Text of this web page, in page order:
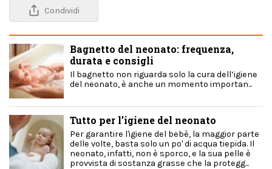
Condividi
Bagnetto del neonato: frequenza,
durata e consigli
Il bagnetto non riguarda solo la cura dell’igiene
del neonato, è anche un momento importan...
Tutto per l’igiene del neonato
Per garantire l'igiene del bebè, la maggior parte
delle volte, basta solo un po' di acqua tiepida. Il
neonato, infatti, non è sporco, e la sua pelle è
provvista di sostanza grasse che la protegg...